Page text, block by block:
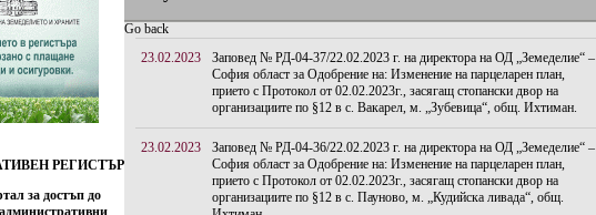
РЕГИСТЪР
за достъп до
Go back
23.02.2023
Заповед № РД-04-37/22.02.2023 г. на директора на ОД „Земеделие“ –
София област за Одобрение на: Изменение на парцеларен план,
прието с Протокол от 02.02.2023г., засягащ стопански двор на
организациите по §12 в с. Вакарел, м. „Зубевица“, общ. Ихтиман.
23.02.2023
Заповед № РД-04-36/22.02.2023 г. на директора на ОД „Земеделие“ –
София област за Одобрение на: Изменение на парцеларен план,
прието с Протокол от 02.02.2023г., засягащ стопански двор на
организациите по §12 в с. Пауново, м. „Кудийска ливада“, общ.